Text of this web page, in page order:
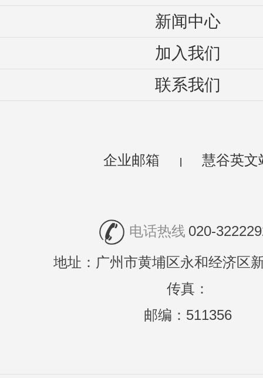
新闻中心
加入我们
联系我们
企业邮箱 慧谷英文
电话热线 020-
地址：广州市黄埔区永和经济区
传真：
邮编：511356